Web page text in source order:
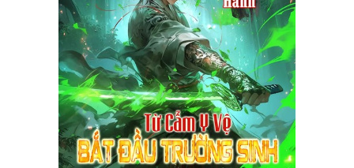
Hoàn Thành
Truyện Convert
Truyện Dịch